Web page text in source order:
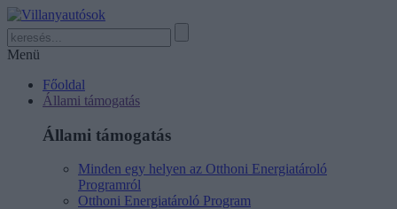
Menü
Főoldal
Állami támogatás
Állami támogatás
Minden egy helyen az Otthoni Energiatároló
Programról
Otthoni Energiatároló Program